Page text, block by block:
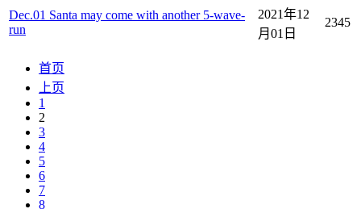
Dec.01 Santa may come with another 5-wave-
run
2021年12
月01日
2345
首页
上页
1
2
3
4
5
6
7
8